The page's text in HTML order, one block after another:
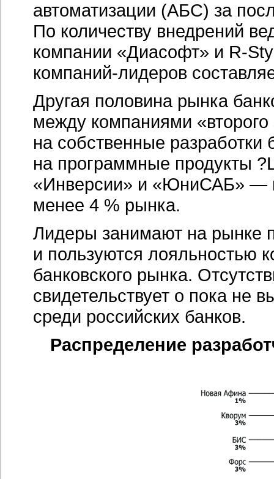
автоматизации (АБС) за
По количеству внедрений
компании «Диасофт» и R-
компаний-лидеров
Другая половина рынка
между компаниями
на собственные разработки
на программные продукты
«Инверсии» и «ЮниСАБ» —
менее 4 % рынка.
Лидеры занимают на рынке
и пользуются лояльностью
банковского рынка.
свидетельствует о пока не
среди российских банков.
Распределение